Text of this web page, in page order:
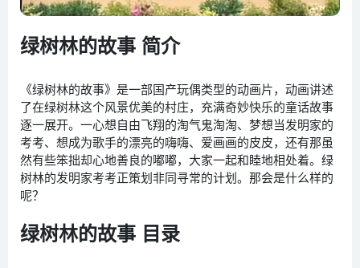
绿树林的故事 简介
《绿树林的故事》是一部国产玩偶类型的动画片，动画讲述
了在绿树林这个风景优美的村庄，充满奇妙快乐的童话故事
逐一展开。一心想自由飞翔的淘气鬼淘淘、梦想当发明家的
考考、想成为歌手的漂亮的嗨嗨、爱画画的皮皮，还有那虽
然有些笨拙却心地善良的嘟嘟，大家一起和睦地相处着。绿
树林的发明家考考正策划非同寻常的计划。那会是什么样的
呢？
绿树林的故事 目录